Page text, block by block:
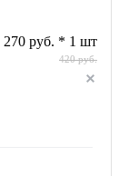
270 руб. * 1 шт
420 руб.